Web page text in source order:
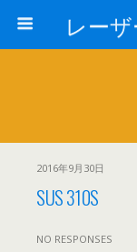
2016年9月30日
SUS 310S
NO RESPONSES